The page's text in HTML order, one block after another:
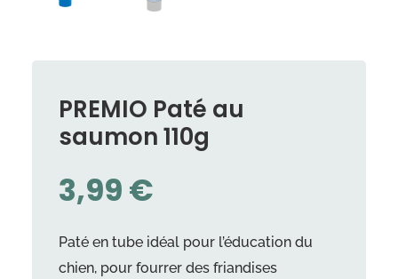
PREMIO Paté au
saumon 110g
3,99€
Paté en tube idéal pour l’éducation du
chien, pour fourrer des friandises